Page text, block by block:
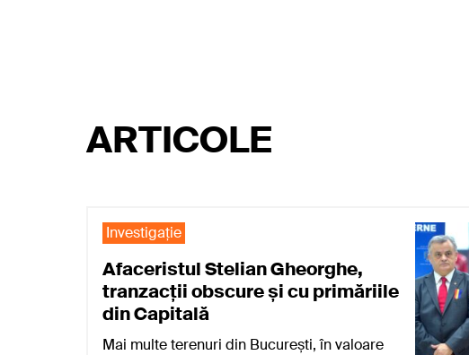
ARTICOLE
Investigaţie
Afaceristul Stelian Gheorghe,
tranzacții obscure și cu primăriile
din Capitală
Mai multe terenuri din București, în valoare